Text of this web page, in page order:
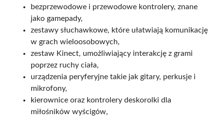
bezprzewodowe i przewodowe kontrolery, znane
jako gamepady,
zestawy słuchawkowe, które ułatwiają komunikację
w grach wieloosobowych,
zestaw Kinect, umożliwiający interakcję z grami
poprzez ruchy ciała,
urządzenia peryferyjne takie jak gitary, perkusje i
mikrofony,
kierownice oraz kontrolery deskorolki dla
miłośników wyścigów,